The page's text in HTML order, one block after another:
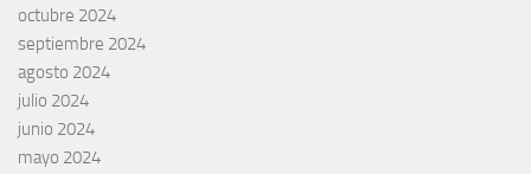
octubre 2024
septiembre 2024
agosto 2024
julio 2024
junio 2024
mayo 2024